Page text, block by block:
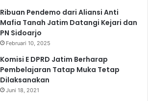
Ribuan Pendemo dari Aliansi Anti
Mafia Tanah Jatim Datangi Kejari dan
PN Sidoarjo
Februari 10, 2025
Komisi E DPRD Jatim Berharap
Pembelajaran Tatap Muka Tetap
Dilaksanakan
Juni 18, 2021